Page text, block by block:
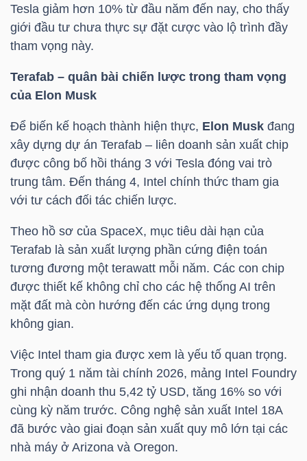
Tesla giảm hơn 10% từ đầu năm đến nay, cho thấy
giới đầu tư chưa thực sự đặt cược vào lộ trình đầy
tham vọng này.
Terafab – quân bài chiến lược trong tham vọng
của Elon Musk
Để biến kế hoạch thành hiện thực, Elon Musk đang
xây dựng dự án Terafab – liên doanh sản xuất chip
được công bố hồi tháng 3 với Tesla đóng vai trò
trung tâm. Đến tháng 4, Intel chính thức tham gia
với tư cách đối tác chiến lược.
Theo hồ sơ của SpaceX, mục tiêu dài hạn của
Terafab là sản xuất lượng phần cứng điện toán
tương đương một terawatt mỗi năm. Các con chip
được thiết kế không chỉ cho các hệ thống AI trên
mặt đất mà còn hướng đến các ứng dụng trong
không gian.
Việc Intel tham gia được xem là yếu tố quan trọng.
Trong quý 1 năm tài chính 2026, mảng Intel Foundry
ghi nhận doanh thu 5,42 tỷ USD, tăng 16% so với
cùng kỳ năm trước. Công nghệ sản xuất Intel 18A
đã bước vào giai đoạn sản xuất quy mô lớn tại các
nhà máy ở Arizona và Oregon.
CÔNG
CỤ
ĐẦU
TRUY
XUẤT
DỮ
LIỆU
Ngành
(-)
VS-
SECTOR
NĂNG
LƯỢNG